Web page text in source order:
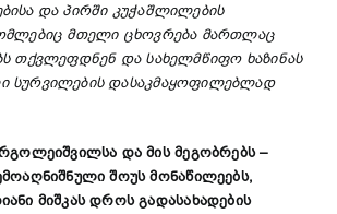
და პირში კუჭაშლილების
მთელი ცხოვრება მართლაც
თქვლეფდნენ და სახელმწიფო ხაზინას
სურვილების დასაკმაყოფილებლად
და მის მეგობრებს –
შოუს მონაწილეებს,
მიშკას დროს გადასახადების